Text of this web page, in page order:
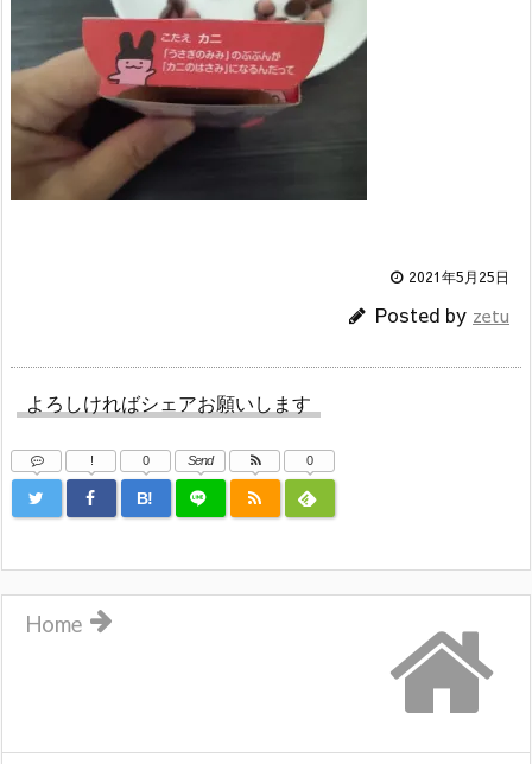
2021年5月25日
Posted by zetu
よろしければシェアお願いします
!
B!
0 Send 0
Home